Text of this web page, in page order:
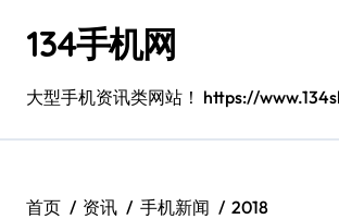
134手机网
大型手机资讯类网站！ https://
首页 资讯 手机新闻
2018